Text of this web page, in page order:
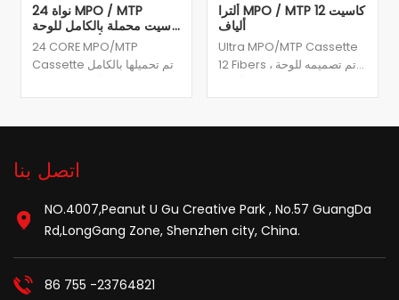
24 نواة MPO / MTP
كاسيت محملة بالكامل للوحة
تصحيح الألياف البصرية
24 CORE MPO/MTP
Cassette تم تحميلها بالكامل
يمكن تثبيت 24 Core
هيكل متعدد الفتحات. وهي
الأوضاع والوضع الواحد.
ألترا MPO / MTP كاسيت 12
ألياف
Ultra MPO/MTP Cassette
12 Fibers ، تم تصميمه للوحة
1U 144 ، يمكنك تركيب الكاسيت
اتصل بنا
NO.4007,Peanut U Gu Creative Park , No.57 GuangDa
Rd,LongGang Zone, Shenzhen city, China.
86 755 -23764821